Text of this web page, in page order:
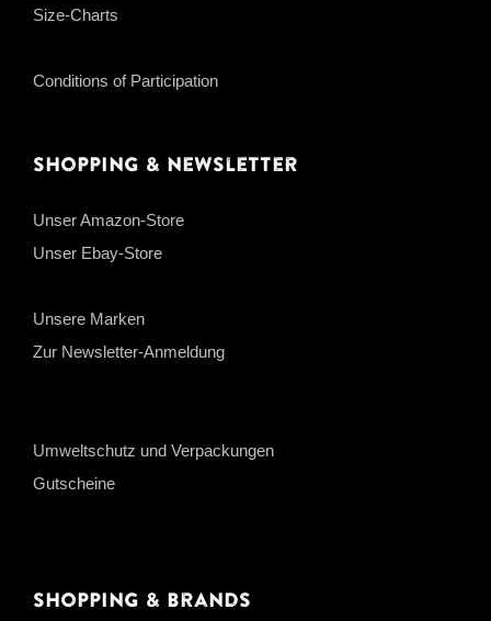
Size-Charts
Conditions of Participation
Shopping & Newsletter
Unser Amazon-Store
Unser Ebay-Store
Unsere Marken
Zur Newsletter-Anmeldung
Umweltschutz und Verpackungen
Gutscheine
Shopping & Brands